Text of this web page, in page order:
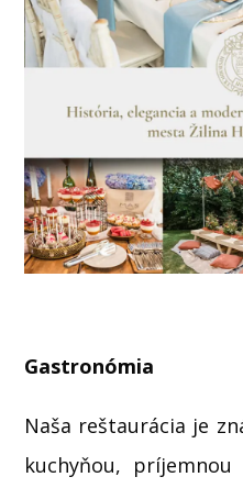
Gastronómia
Naša reštaurácia je
kuchyňou,